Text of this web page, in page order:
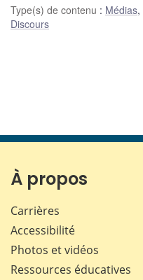
Type(s) de contenu : Médias,
Discours
À propos
Carrières
Accessibilité
Photos et vidéos
Ressources éducatives